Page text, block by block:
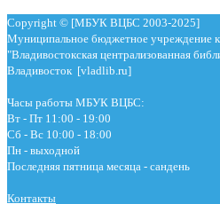
Copyright © [МБУК ВЦБС 2003-2025]
Муниципальное бюджетное учреждение
"Владивостокская централизованная
Владивосток [vladlib.ru]
Часы работы МБУК ВЦБС:
Вт - Пт 11:00 - 19:00
Сб - Вс 10:00 - 18:00
Пн - выходной
Последняя пятница месяца - сандень
Контакты